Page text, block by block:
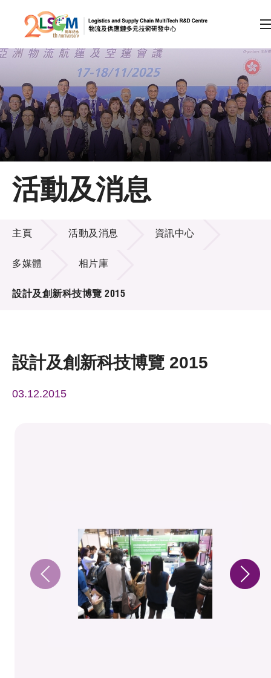
跳到內容（按回車鍵）
會員登入
A A EN 繁 简
主頁
關於LSCM
技術商品化
項目及資助計劃
活動及消息
活動及消息
主頁 活動及消息 資訊中心
多媒體 相片庫
設計及創新科技博覽 2015
設計及創新科技博覽 2015
03.12.2015